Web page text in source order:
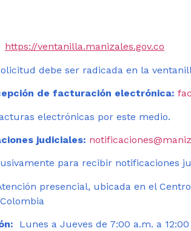
https://ventanilla.manizales.gov.co
debe ser radicada en la
de facturación electrónica:
electrónicas por este medio.
judiciales:
para recibir notificaciones
presencial, ubicada en el
Lunes a Jueves de 7:00 a.m. a